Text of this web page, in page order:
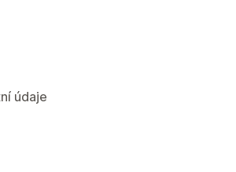
údaje